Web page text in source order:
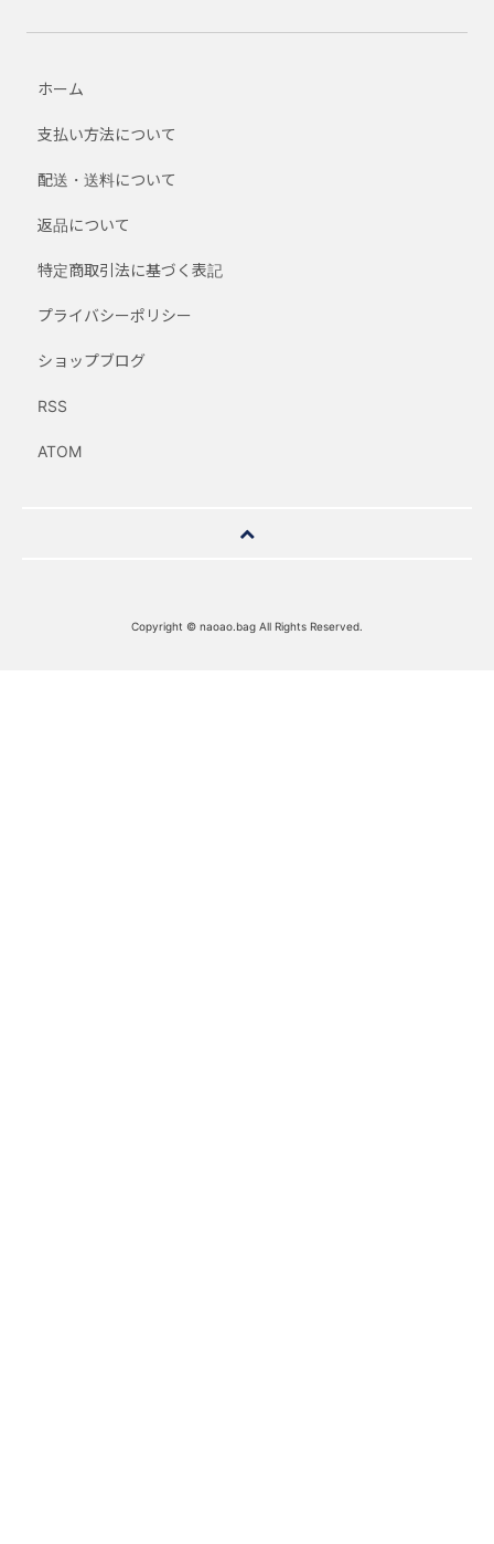
ホーム
支払い方法について
配送・送料について
返品について
特定商取引法に基づく表記
プライバシーポリシー
ショップブログ
RSS
ATOM
Copyright © naoao.bag All Rights Reserved.